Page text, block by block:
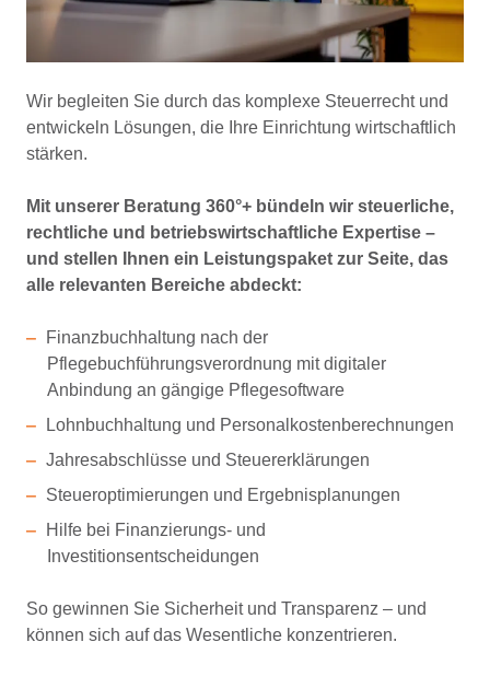
Wir begleiten Sie durch das komplexe Steuerrecht und
entwickeln Lösungen, die Ihre Einrichtung wirtschaftlich
stärken.
Mit unserer Beratung 360°+ bündeln wir steuerliche,
rechtliche und betriebswirtschaftliche Expertise –
und stellen Ihnen ein Leistungspaket zur Seite, das
alle relevanten Bereiche abdeckt:
Finanzbuchhaltung nach der
Pflegebuchführungsverordnung mit digitaler
Anbindung an gängige Pflegesoftware
Lohnbuchhaltung und Personalkostenberechnungen
Jahresabschlüsse und Steuererklärungen
Steueroptimierungen und Ergebnisplanungen
Hilfe bei Finanzierungs- und
Investitionsentscheidungen
So gewinnen Sie Sicherheit und Transparenz – und
können sich auf das Wesentliche konzentrieren.